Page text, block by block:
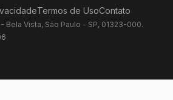
Termos de UsoContato
Bela Vista, São Paulo - SP, 01323-000.